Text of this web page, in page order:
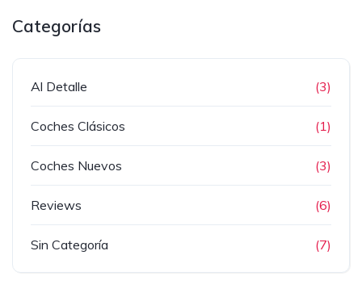
Categorías
Al Detalle (3)
Coches Clásicos (1)
Coches Nuevos (3)
Reviews (6)
Sin Categoría (7)